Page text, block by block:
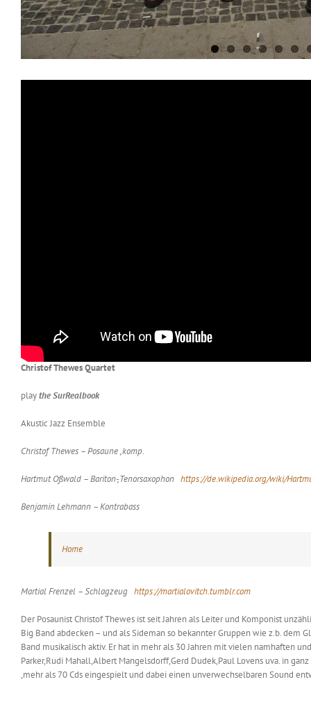
Christof Thewes Quartet
playthe SurRealbook
Akustic Jazz Ensemble
Christof Thewes – Posaune ,komp.
Hartmut Oßwald – Bariton-,Tenorsaxophon https://de.wikipedia.org/wiki/
Benjamin Lehmann – Kontrabass
Home
Martial Frenzel – Schlagzeug https://martialovitch.tumblr.com
Der Posaunist Christof Thewes ist seit Jahren als Leiter und Komponist
Big Band abdecken – und als Sideman so bekannter Gruppen wie z.b. dem
Band musikalisch aktiv. Er hat in mehr als 30 Jahren mit vielen namhaften
Parker,Rudi Mahall,Albert Mangelsdorff,Gerd Dudek,Paul Lovens uva. in
,mehr als 70 Cds eingespielt und dabei einen unverwechselbaren Sound